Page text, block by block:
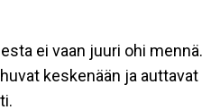
ei vaan juuri ohi mennä.
keskenään ja auttavat